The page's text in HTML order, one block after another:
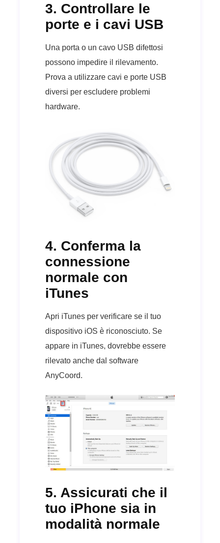
3. Controllare le
porte e i cavi USB
Una porta o un cavo USB difettosi
possono impedire il rilevamento.
Prova a utilizzare cavi e porte USB
diversi per escludere problemi
hardware.
4. Conferma la
connessione
normale con
iTunes
Apri iTunes per verificare se il tuo
dispositivo iOS è riconosciuto. Se
appare in iTunes, dovrebbe essere
rilevato anche dal software
AnyCoord.
5. Assicurati che il
tuo iPhone sia in
modalità normale